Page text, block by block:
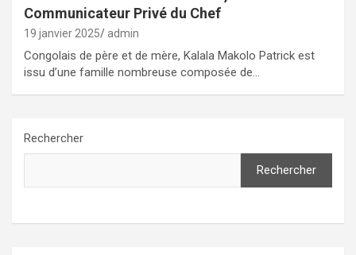
Communicateur Privé du Chef
19 janvier 2025 admin
Congolais de père et de mère, Kalala Makolo Patrick est
issu d’une famille nombreuse composée de…
Rechercher
Rechercher